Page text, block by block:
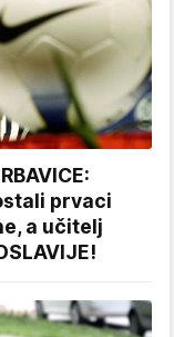
prvaci
a učitelj